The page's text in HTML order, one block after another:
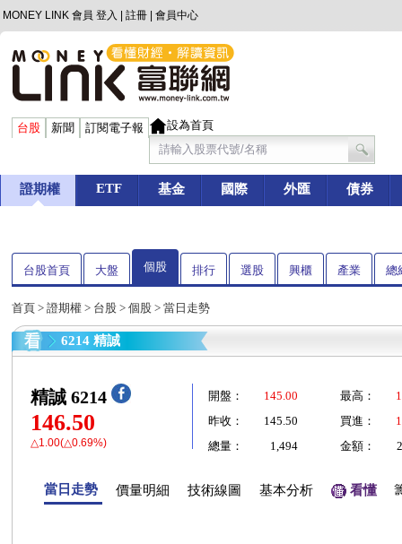
MONEY LINK 會員 登入 註冊 會員中心
台股 新聞 訂閱電子報 設為首頁
證期權 ETF 基金 國際 外匯 債券
台股首頁 大盤 個股 排行 選股 興櫃 產業 總
首頁 > 證期權 > 台股 > 個股 > 當日走勢
6214 精誠
精誠 6214
146.50
△1.00(△0.69%)
開盤： 145.00 最高：
昨收：
145.50 買進：
總量：
1,494 金額：
當日走勢 價量明細 技術線圖 基本分析 看懂